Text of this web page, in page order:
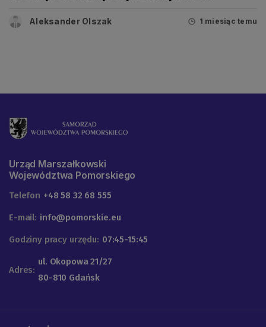
Aleksander Olszak 1 miesiąc temu
Urząd Marszałkowski
Województwa Pomorskiego
Telefon +48 58 32 68 555
E-mail: info@pomorskie.eu
Godziny pracy urzędu: 07:45-15:45
Adres:
ul. Okopowa 21/27
80-810 Gdańsk